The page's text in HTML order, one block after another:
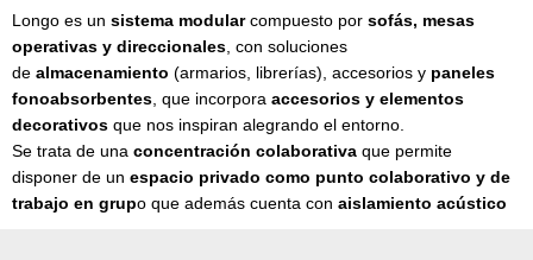
Longo es un sistema modularcompuesto por sofás, mesas
operativas y direccionales, con soluciones
de almacenamiento (armarios, librerías), accesorios y paneles
fonoabsorbentes, que incorpora accesorios y elementos
decorativos que nos inspiran alegrando el entorno.
Se trata de una concentración colaborativa que permite
disponer de un espacio privado como punto colaborativo y de
trabajo en grupo que además cuenta con aislamiento acústico